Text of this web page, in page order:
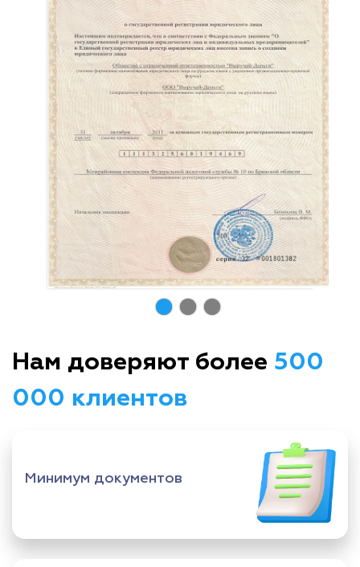
Нам доверяют более 500
000 клиентов
Минимум документов